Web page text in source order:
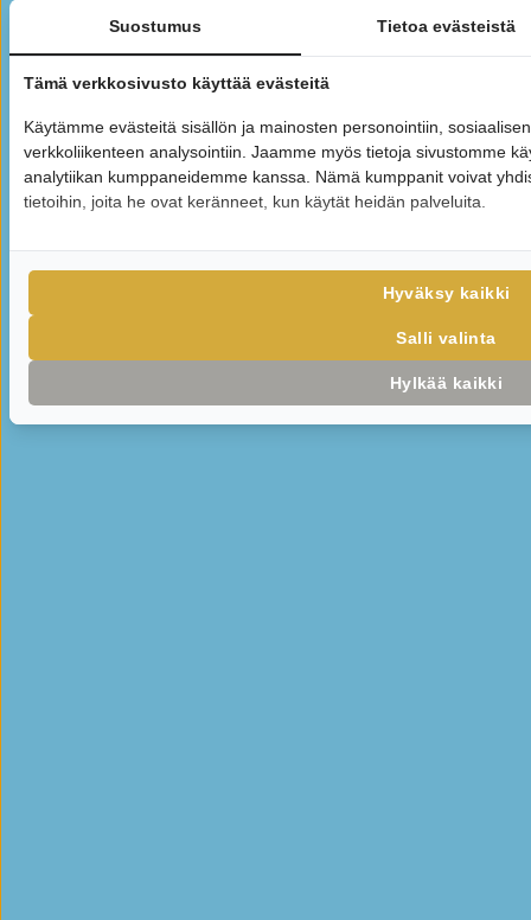
Suostumus Tietoa evästeistä
Tämä verkkosivusto käyttää evästeitä
Käytämme evästeitä sisällön ja mainosten personointiin,
verkkoliikenteen analysointiin. Jaamme myös tietoja sivustomme
analytiikan kumppaneidemme kanssa. Nämä kumppanit voivat
tietoihin, joita he ovat keränneet, kun käytät heidän palveluita.
Hylkää kaikki
Salli valinta
Hyväksy kaikki